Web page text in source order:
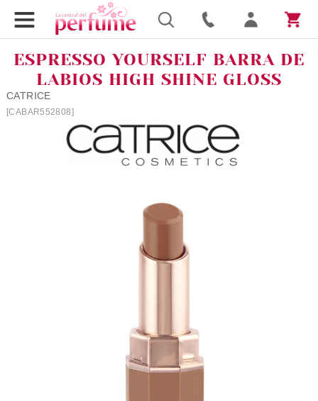
ESPRESSO YOURSELF BARRA DE
LABIOS HIGH SHINE GLOSS
CATRICE
[CABAR552808]